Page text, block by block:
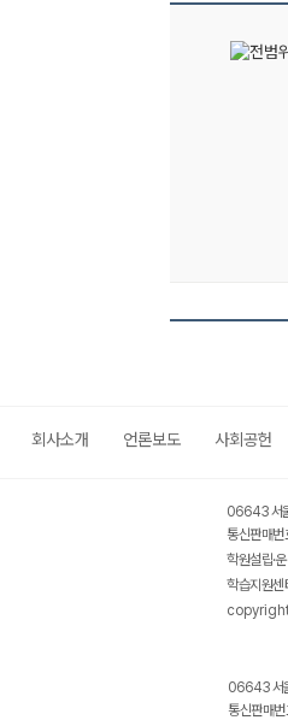
회사소개 언론보도 사회공헌
06643 서
통신판매
학원설립·
학습지원
06643 서
통신판매